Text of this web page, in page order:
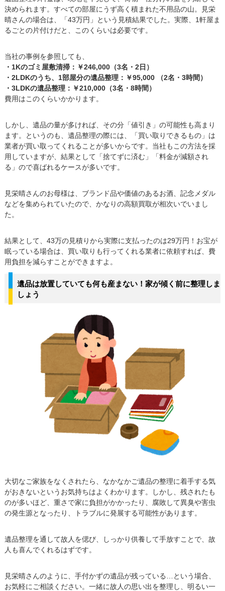
決められます。すべての部屋にうず高く積まれた不用品の山。見栄
晴さんの場合は、「43万円」という見積結果でした。実際、1軒屋ま
るごとの片付けだと、このくらいは必要です。
当社の事例を参照しても、
・1Kのゴミ屋敷清掃：￥246,000（3名・2日）
・2LDKのうち、1部屋分の遺品整理：￥95,000 （2名・3時間）
・3LDKの遺品整理：￥210,000（3名・8時間）
費用はこのくらいかかります。
しかし、遺品の量が多ければ、その分「値引き」の可能性も高まり
ます。というのも、遺品整理の際には、「買い取りできるもの」は
業者が買い取ってくれることが多いからです。当社もこの方法を採
用していますが、結果として「捨てずに済む」「料金が減額され
る」ので喜ばれるケースが多いです。
見栄晴さんのお母様は、ブランド品や価値のあるお酒、記念メダル
などを集められていたので、かなりの高額買取が相次いでいまし
た。
結果として、43万の見積りから実際に支払ったのは29万円！お宝が
眠っている場合は、買い取りも行ってくれる業者に依頼すれば、費
用負担を減らすことができますよ。
遺品は放置していても何も産まない！家が傾く前に整理しま
しょう
大切なご家族をなくされたら、なかなかご遺品の整理に着手する気
がおきないというお気持ちはよくわかります。しかし、残されたも
のが多いほど、重さで家に負担がかかったり、腐敗して異臭や害虫
の発生源となったり、トラブルに発展する可能性があります。
遺品整理を通して故人を偲び、しっかり供養して手放すことで、故
人も喜んでくれるはずです。
見栄晴さんのように、手付かずの遺品が残っている…という場合、
お気軽にご相談ください。一緒に故人の思い出を整理し、明るい一